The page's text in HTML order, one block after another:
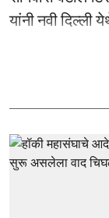
यांनी नवी दिल्ली